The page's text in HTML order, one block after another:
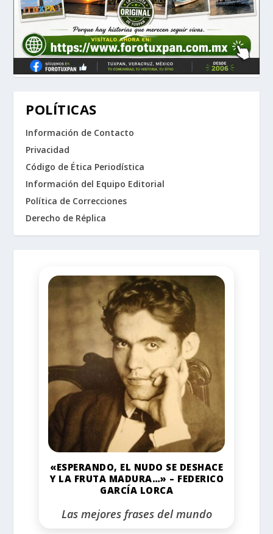
POLÍTICAS
Información de Contacto
Privacidad
Código de Ética Periodística
Información del Equipo Editorial
Política de Correcciones
Derecho de Réplica
«ESPERANDO, EL NUDO SE DESHACE
Y LA FRUTA MADURA…» – FEDERICO
GARCÍA LORCA
Las mejores frases del mundo